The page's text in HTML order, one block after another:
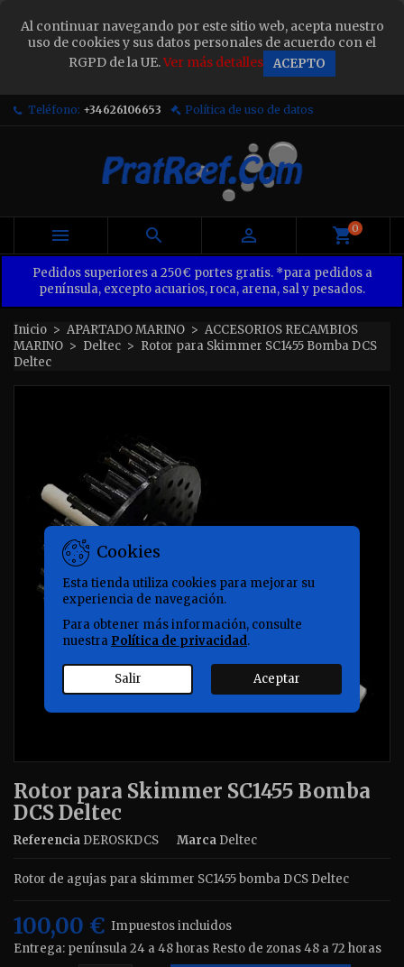
Al continuar navegando por este sitio web, acepta nuestro
uso de cookies y sus datos personales de acuerdo con el
RGPD de la UE.Ver más detalles ACEPTO
Teléfono: +34626106653 Política de uso de datos
   0
Pedidos superiores a 250€ portes gratis. *para pedidos a
península, excepto acuarios, roca, arena, sal y pesados.
Inicio APARTADO MARINO
ACCESORIOS RECAMBIOS
MARINO
Deltec
Rotor para Skimmer SC1455 Bomba DCS
Deltec
Rotor para Skimmer SC1455 Bomba
DCS Deltec
Referencia DEROSKDCS Marca Deltec
Rotor de agujas para skimmer SC1455 bomba DCS Deltec
100,00 € Impuestos incluidos
Entrega: península 24 a 48 horas Resto de zonas 48 a 72 horas
Cookies
Esta tienda utiliza cookies para mejorar su
experiencia de navegación.
Para obtener más información, consulte
nuestra Política de privacidad.
Salir Aceptar
Sign in ×
You need to be logged in to save products in your
wish list.